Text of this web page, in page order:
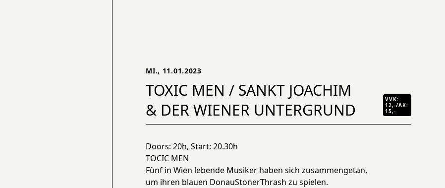
MI., 11.01.2023
TOXIC MEN / SANKT JOACHIM
& DER WIENER UNTERGRUND
VVK:
12,-/AK:
15,-
Doors: 20h, Start: 20.30h
TOCIC MEN
Fünf in Wien lebende Musiker haben sich zusammengetan,
um ihren blauen DonauStonerThrash zu spielen.